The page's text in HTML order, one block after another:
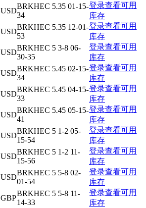
USD
BRKHEC 5.35 01-15-
34
登录查看可用
库存
USD
BRKHEC 5.35 12-01-
53
登录查看可用
库存
USD
BRKHEC 5 3-8 06-
30-35
登录查看可用
库存
USD
BRKHEC 5.45 02-15-
34
登录查看可用
库存
USD
BRKHEC 5.45 04-15-
33
登录查看可用
库存
USD
BRKHEC 5.45 05-15-
41
登录查看可用
库存
USD
BRKHEC 5 1-2 05-
15-54
登录查看可用
库存
USD
BRKHEC 5 1-2 11-
15-56
登录查看可用
库存
USD
BRKHEC 5 5-8 02-
01-54
登录查看可用
库存
GBP
BRKHEC 5 5-8 11-
14-33
登录查看可用
库存